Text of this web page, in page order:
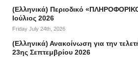
(Ελληνικά) Περιοδικό
Ιούλιος 2026
Friday July 24th, 2026
(Ελληνικά) Ανακοίνωση για την
23ης Σεπτεμβρίου 2026